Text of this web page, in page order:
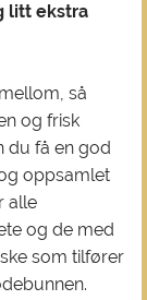
litt ekstra
så
og frisk
du få en god
oppsamlet
alle
og de med
som tilfører